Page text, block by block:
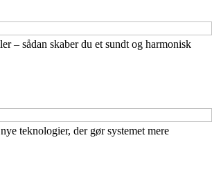
– sådan skaber du et sundt og harmonisk
teknologier, der gør systemet mere